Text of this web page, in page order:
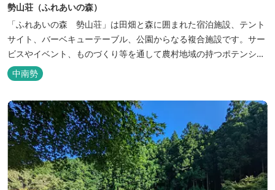
勢山荘（ふれあいの森）
「ふれあいの森 勢山荘」は田畑と森に囲まれた宿泊施設、テント
サイト、バーベキューテーブル、公園からなる複合施設です。サー
ビスやイベント、ものづくり等を通して農村地域の持つポテンシャ
ルを発信しています。 めだかやタガメなど水生生物が生息し、初夏
にはホタルが飛び交う「メダカ池」や、約９０００本のあじさいが
植えられた「あじさいの小径」を散策し、遠い昔に過ごした懐かし
い田舎にタイムスリップしてみま...
中南勢